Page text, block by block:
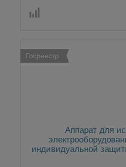
Госреестр
Аппарат для
индивидуальной
в комплекте с